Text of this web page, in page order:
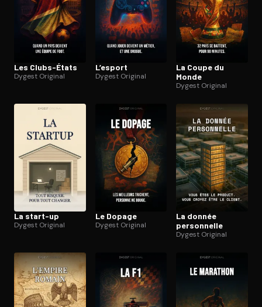
Les Clubs-États
Dygest Original
L’esport
Dygest Original
La Coupe du
Monde
Dygest Original
La start-up
Dygest Original
Le Dopage
Dygest Original
La donnée
personnelle
Dygest Original